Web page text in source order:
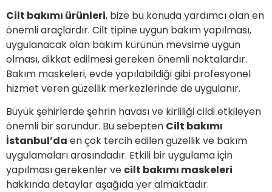
Cilt bakımı ürünleri, bize bu konuda yardımcı olan en
önemli araçlardır. Cilt tipine uygun bakım yapılması,
uygulanacak olan bakım kürünün mevsime uygun
olması, dikkat edilmesi gereken önemli noktalardır.
Bakım maskeleri, evde yapılabildiği gibi profesyonel
hizmet veren güzellik merkezlerinde de uygulanır.
Büyük şehirlerde şehrin havası ve kirliliği cildi etkileyen
önemli bir sorundur. Bu sebepten Cilt bakımı
İstanbul’da en çok tercih edilen güzellik ve bakım
uygulamaları arasındadır. Etkili bir uygulama için
yapılması gerekenler ve cilt bakımı maskeleri
hakkında detaylar aşağıda yer almaktadır.